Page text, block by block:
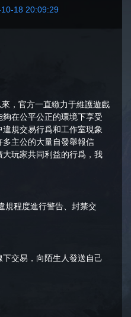
18 20:09:29
，官方一直緻力于維護遊戲
在公平公正的環境下享受
規交易行爲和工作室現象
主公的大量自發舉報信
玩家共同利益的行爲，我
規程度進行警告、封禁交
交易，向陌生人發送自己